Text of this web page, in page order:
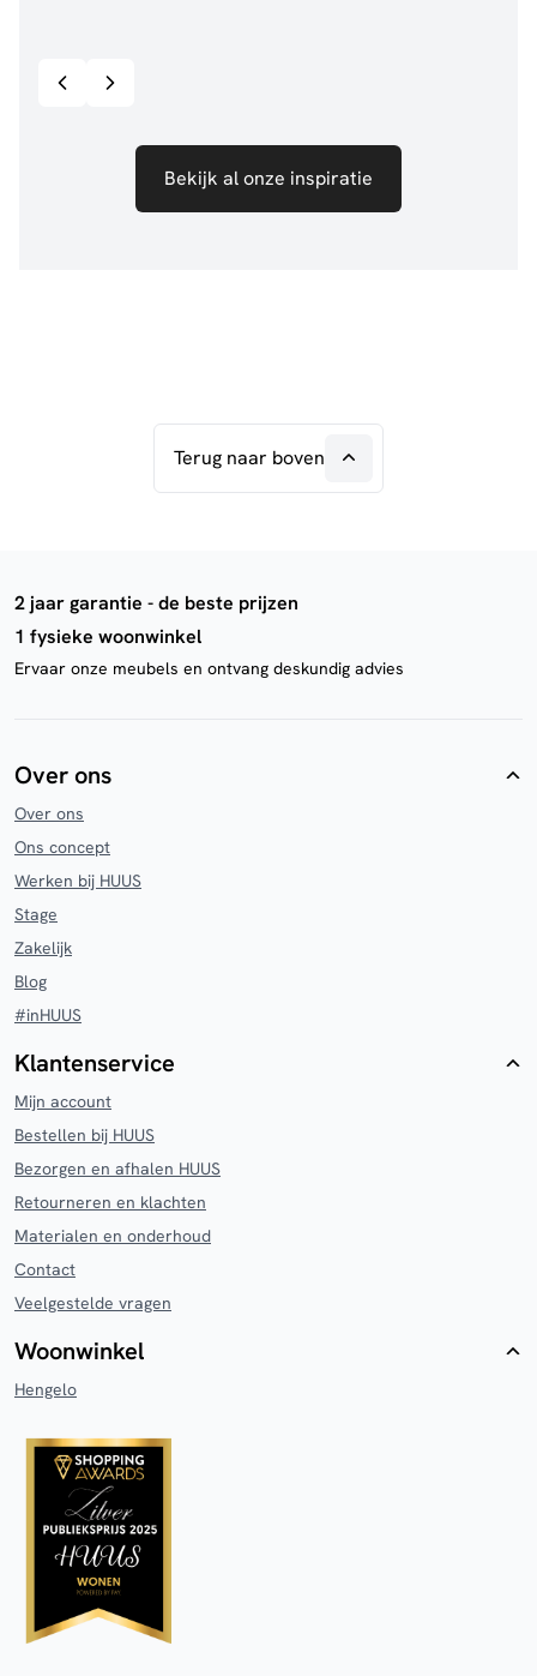
Bekijk al onze inspiratie
Terug naar boven
2 jaar garantie - de beste prijzen
1 fysieke woonwinkel
Ervaar onze meubels en ontvang deskundig advies
Over ons
Over ons
Ons concept
Werken bij HUUS
Stage
Zakelijk
Blog
#inHUUS
Klantenservice
Mijn account
Bestellen bij HUUS
Bezorgen en afhalen HUUS
Retourneren en klachten
Materialen en onderhoud
Contact
Veelgestelde vragen
Woonwinkel
Hengelo